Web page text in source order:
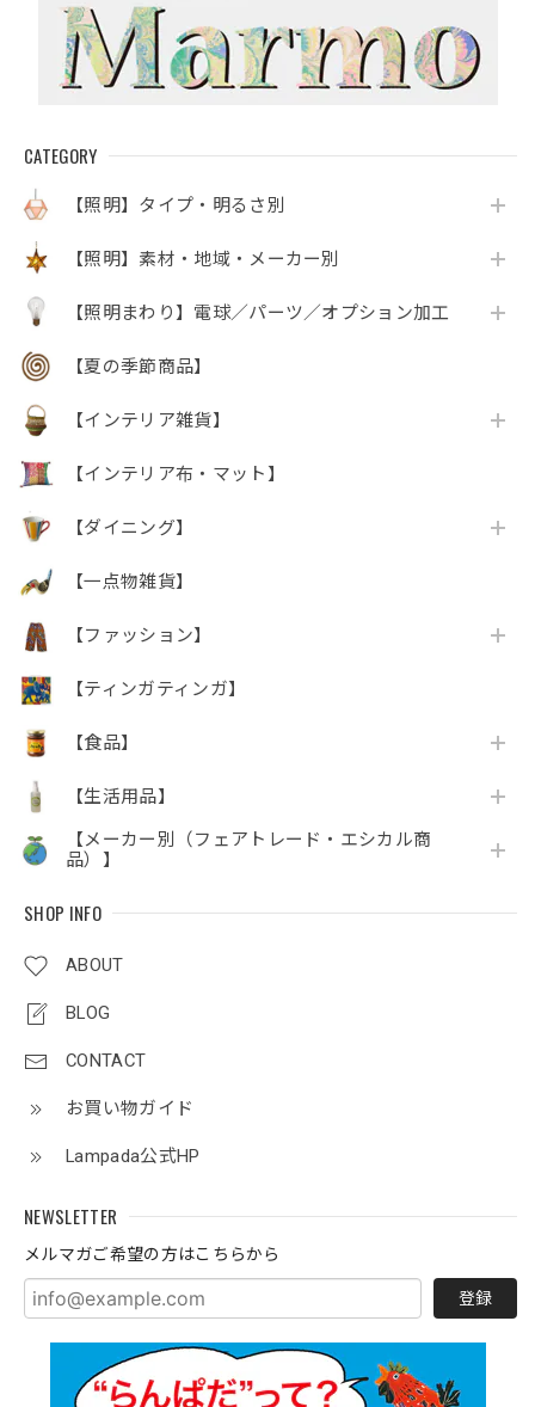
CATEGORY
【照明】タイプ・明るさ別
【照明】素材・地域・メーカー別
【照明まわり】電球／パーツ／オプション加工
【夏の季節商品】
【インテリア雑貨】
【インテリア布・マット】
【ダイニング】
【一点物雑貨】
【ファッション】
【ティンガティンガ】
【食品】
【生活用品】
【メーカー別（フェアトレード・エシカル商
品）】
SHOP INFO
ABOUT
BLOG
CONTACT
お買い物ガイド
Lampada公式HP
NEWSLETTER
メルマガご希望の方はこちらから
登録